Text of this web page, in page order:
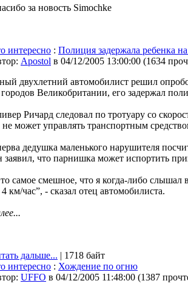
за новость Simochke
интересно : Полиция задержала ребенка
Apostol в 04/12/2005 13:00:00 (1634
двухлетний автомобилист решил
городов Великобритании, его задержал
Ричард следовал по тротуару со
не может управлять транспортным
дедушка маленького нарушителя
заявил, что парнишка может испортить
самое смешное, что я когда-либо
4 км/час”, - сказал отец автомобилиста.
дальше... | 1718 байт
интересно : Хождение по огню
UFFO в 04/12/2005 11:48:00 (1387